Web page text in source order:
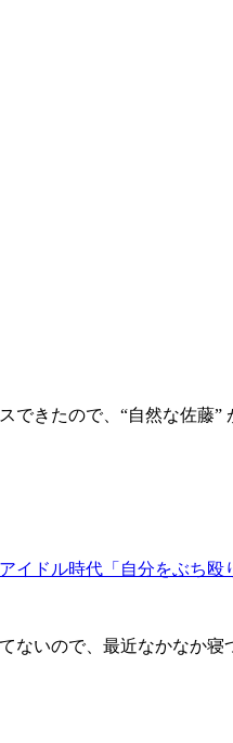
きたので、“自然な佐藤”
イドル時代「自分をぶち殴
ないので、最近なかなか寝